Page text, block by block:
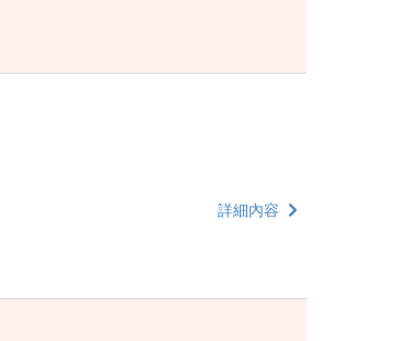
詳細內容